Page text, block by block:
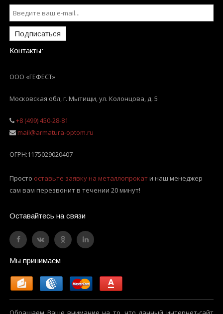
Подписаться
Контакты:
ООО «ГЕФЕСТ»
Московская обл, г. Мытищи,ул. Колонцова, д. 5
+8 (499) 450-28-81
mail@armatura-optom.ru
ОГРН:1175029020407
Просто оставьте заявку на металлопрокати наш менеджер
сам вам перезвонит в течении 20 минут!
Оставайтесь на связи
Мы принимаем